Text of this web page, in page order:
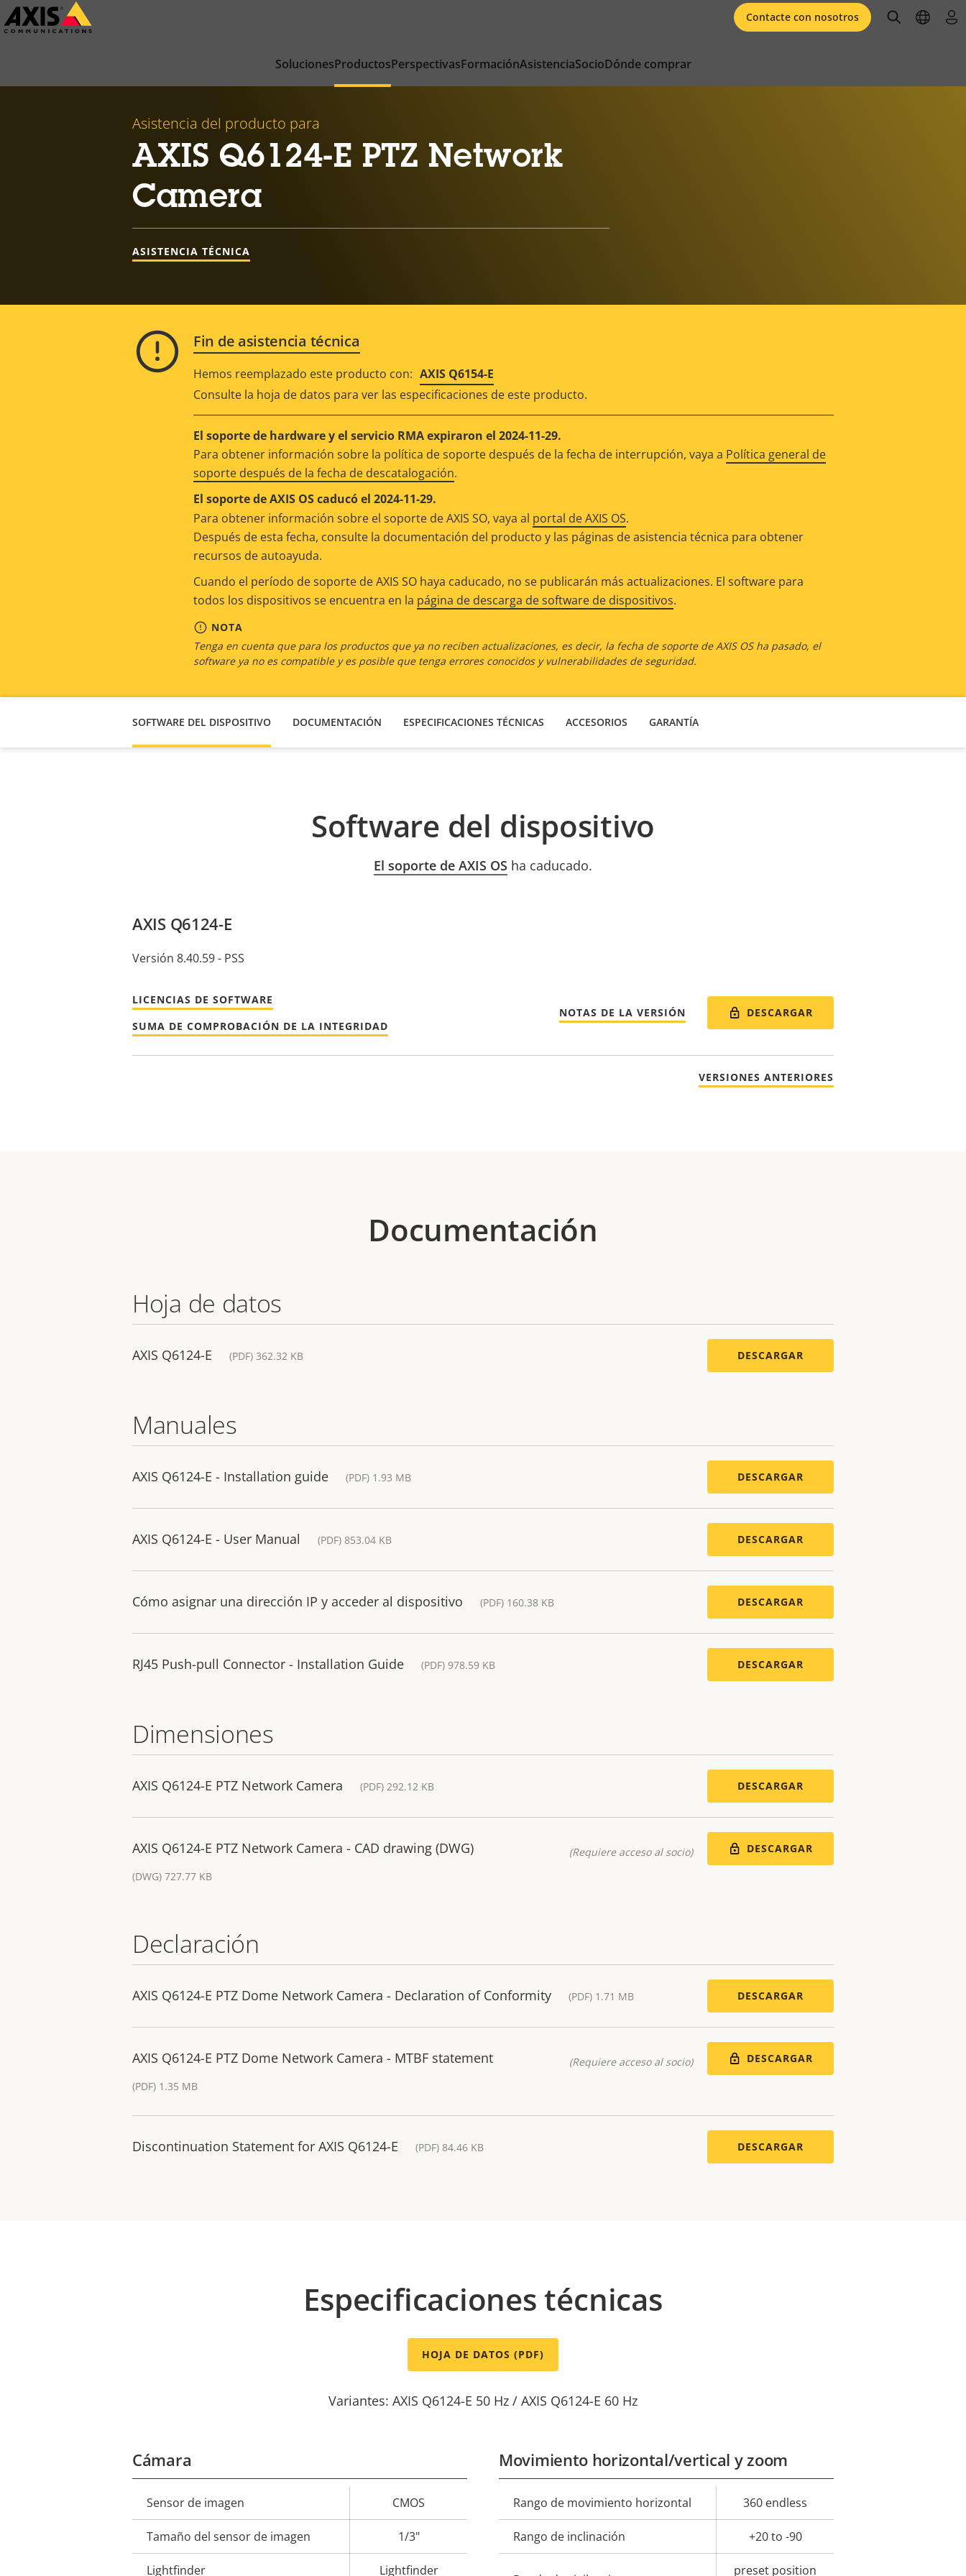
Saltar
al
SolucionesProductosPerspectivasFormaciónAsistenciaSocioDónde comprar
Contacte con nosotros openopen
Asistencia del producto para
AXIS Q6124-E PTZ Network
Camera
ASISTENCIA TÉCNICA
Fin de asistencia técnica
Hemos reemplazado este producto con: AXIS Q6154-E
Consulte la hoja de datos para ver las especificaciones de este producto.
El soporte de hardware y el servicio RMA expiraron el 2024-11-29.
Para obtener información sobre la política de soporte después de la fecha de interrupción, vaya a Política general de
soporte después de la fecha de descatalogación.
El soporte de AXIS OS caducó el 2024-11-29.
Para obtener información sobre el soporte de AXIS SO, vaya al portal de AXIS OS.
Después de esta fecha, consulte la documentación del producto y las páginas de asistencia técnica para obtener
recursos de autoayuda.
Cuando el período de soporte de AXIS SO haya caducado, no se publicarán más actualizaciones. El software para
todos los dispositivos se encuentra en la página de descarga de software de dispositivos.
NOTA
Tenga en cuenta que para los productos que ya no reciben actualizaciones, es decir, la fecha de soporte de AXIS OS ha pasado, el
software ya no es compatible y es posible que tenga errores conocidos y vulnerabilidades de seguridad.
SOFTWARE DEL DISPOSITIVO DOCUMENTACIÓN ESPECIFICACIONES TÉCNICAS ACCESORIOS GARANTÍA
Software del dispositivo
El soporte de AXIS OS ha caducado.
AXIS Q6124-E
Versión 8.40.59 - PSS
LICENCIAS DE SOFTWARE
SUMA DE COMPROBACIÓN DE LA INTEGRIDAD
NOTAS DE LA VERSIÓN DESCARGAR
VERSIONES ANTERIORES
Documentación
Hoja de datos
AXIS Q6124-E (PDF) 362.32 KB DESCARGAR
Manuales
AXIS Q6124-E - Installation guide (PDF) 1.93 MB DESCARGAR
AXIS Q6124-E - User Manual (PDF) 853.04 KB DESCARGAR
Cómo asignar una dirección IP y acceder al dispositivo (PDF) 160.38 KB DESCARGAR
RJ45 Push-pull Connector - Installation Guide (PDF) 978.59 KB DESCARGAR
Dimensiones
AXIS Q6124-E PTZ Network Camera (PDF) 292.12 KB DESCARGAR
AXIS Q6124-E PTZ Network Camera - CAD drawing (DWG)
(DWG) 727.77 KB
(Requiere acceso al socio) DESCARGAR
Declaración
AXIS Q6124-E PTZ Dome Network Camera - Declaration of Conformity (PDF) 1.71 MB DESCARGAR
AXIS Q6124-E PTZ Dome Network Camera - MTBF statement
(PDF) 1.35 MB
(Requiere acceso al socio) DESCARGAR
Discontinuation Statement for AXIS Q6124-E (PDF) 84.46 KB DESCARGAR
Especificaciones técnicas
HOJA DE DATOS (PDF)
Variantes: AXIS Q6124-E 50 Hz / AXIS Q6124-E 60 Hz
Cámara
Descripción
de
propiedad
propiedad
Sensor de imagen CMOS
Tamaño del sensor de imagen 1/3"
Lightfinder Lightfinder
Movimiento horizontal/vertical y zoom
Descripción
de
propiedad
Valor de
propiedad
Rango de movimiento horizontal 360 endless
Rango de inclinación +20 to -90
preset position